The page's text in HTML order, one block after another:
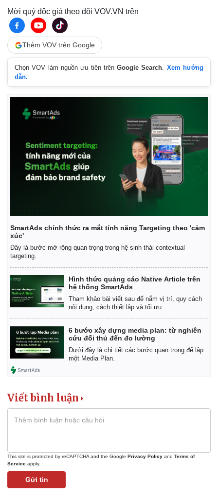
Thế giới
Hồ sơ
Multimedia
Video
Mời quý độc giả theo dõi VOV.VN trên
Thêm VOV trên Google
Chọn VOV làm nguồn ưu tiên trênGoogle Search. Xem hướng
dẫn.
SmartAds chính thức ra mắt tính năng Targeting theo 'cảm
xúc'
Đây là bước mở rộng quan trọng trong hệ sinh thái contextual
targeting.
Hình thức quảng cáo Native Article trên
hệ thống SmartAds
Tham khảo bài viết sau để nắm vị trí, quy cách
nội dung, cách thiết lập và tối ưu.
6 bước xây dựng media plan: từ nghiên
cứu đối thủ đến đo lường
Dưới đây là chi tiết các bước quan trọng để lập
một Media Plan.
Viết bình luận
This site is protected by reCAPTCHA and the Google Privacy Policy and Terms of
Service apply.
Gửi tin